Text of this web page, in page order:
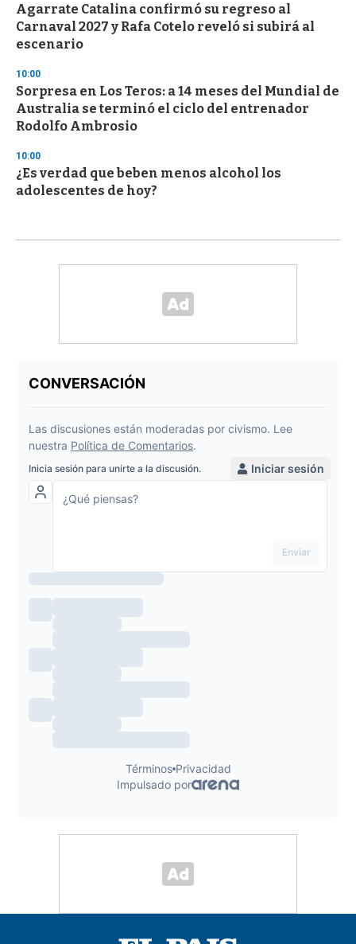
Agarrate Catalina confirmó su regreso al
Carnaval 2027 y Rafa Cotelo reveló si subirá al
escenario
10:00
Sorpresa en Los Teros: a 14 meses del Mundial de
Australia se terminó el ciclo del entrenador
Rodolfo Ambrosio
10:00
¿Es verdad que beben menos alcohol los
adolescentes de hoy?